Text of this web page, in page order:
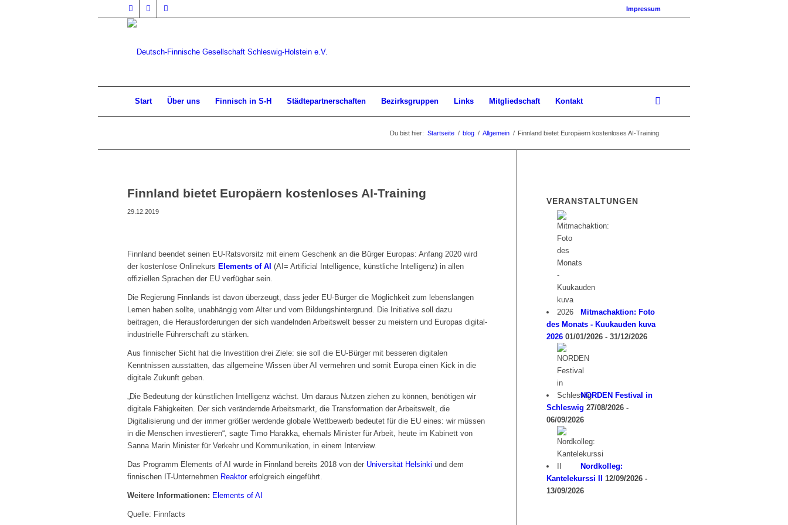
Impressum
Start Über uns Finnisch in S-H Städtepartnerschaften Bezirksgruppen Links Mitgliedschaft Kontakt
Du bist hier: Startseite / blog / Allgemein / Finnland bietet Europäern kostenloses AI-Training
Finnland bietet Europäern kostenloses AI-Training
29.12.2019
Finnland beendet seinen EU-Ratsvorsitz mit einem Geschenk an die Bürger Europas: Anfang 2020 wird
der kostenlose Onlinekurs Elements of AI (AI= Artificial Intelligence, künstliche Intelligenz) in allen
offiziellen Sprachen der EU verfügbar sein.
Die Regierung Finnlands ist davon überzeugt, dass jeder EU-Bürger die Möglichkeit zum lebenslangen
Lernen haben sollte, unabhängig vom Alter und vom Bildungshintergrund. Die Initiative soll dazu
beitragen, die Herausforderungen der sich wandelnden Arbeitswelt besser zu meistern und Europas digital-
industrielle Führerschaft zu stärken.
Aus finnischer Sicht hat die Investition drei Ziele: sie soll die EU-Bürger mit besseren digitalen
Kenntnissen ausstatten, das allgemeine Wissen über AI vermehren und somit Europa einen Kick in die
digitale Zukunft geben.
„Die Bedeutung der künstlichen Intelligenz wächst. Um daraus Nutzen ziehen zu können, benötigen wir
digitale Fähigkeiten. Der sich verändernde Arbeitsmarkt, die Transformation der Arbeitswelt, die
Digitalisierung und der immer größer werdende globale Wettbewerb bedeutet für die EU eines: wir müssen
in die Menschen investieren“, sagte Timo Harakka, ehemals Minister für Arbeit, heute im Kabinett von
Sanna Marin Minister für Verkehr und Kommunikation, in einem Interview.
Das Programm Elements of AI wurde in Finnland bereits 2018 von der Universität Helsinki und dem
finnischen IT-Unternehmen Reaktorerfolgreich eingeführt.
Weitere Informationen: Elements of AI
Quelle: Finnfacts
VERANSTALTUNGEN
Mitmachaktion: Foto
des Monats - Kuukauden kuva
2026 01/01/2026 - 31/12/2026
NORDEN Festival in
Schleswig 27/08/2026 -
06/09/2026
Nordkolleg:
Kantelekurssi II
12/09/2026 -
13/09/2026